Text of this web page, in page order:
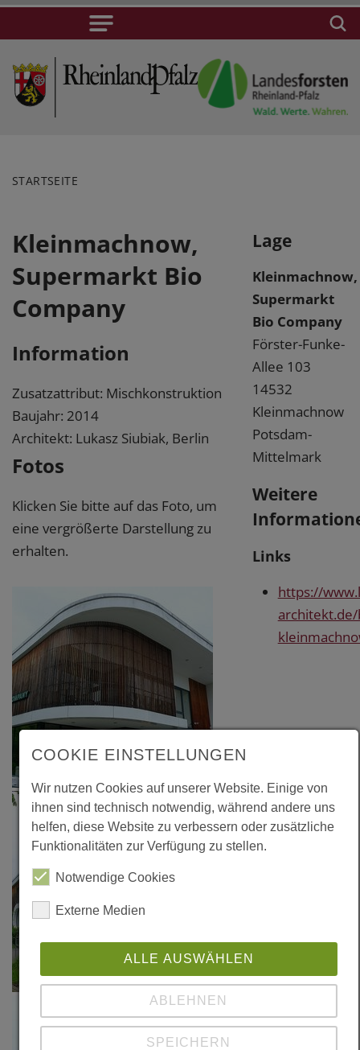
STARTSEITE
Kleinmachnow,
Supermarkt Bio
Company
Information
Zusatzattribut: Mischkonstruktion
Baujahr: 2014
Architekt: Lukasz Siubiak, Berlin
Fotos
Klicken Sie bitte auf das Foto, um
eine vergrößerte Darstellung zu
erhalten.
Lage
Kleinmachnow,
Supermarkt
Bio Company
Förster-Funke-
Allee 103
14532
Kleinmachnow
Potsdam-
Mittelmark
Weitere
Links
https://
architekt.de/
COOKIE EINSTELLUNGEN
Wir nutzen Cookies auf unserer Website. Einige von
ihnen sind technisch notwendig, während andere uns
helfen, diese Website zu verbessern oder zusätzliche
Funktionalitäten zur Verfügung zu stellen.
Notwendige Cookies
Externe Medien
ALLE AUSWÄHLEN
ABLEHNEN
SPEICHERN